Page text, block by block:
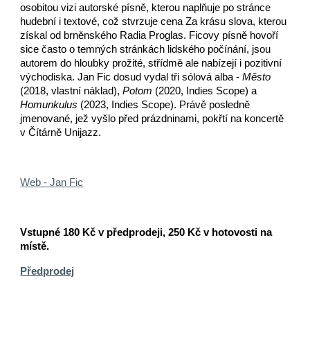
osobitou vizi autorské písně, kterou naplňuje po stránce
hudební i textové, což stvrzuje cena Za krásu slova, kterou
získal od brněnského Radia Proglas. Ficovy písně hovoří
sice často o temných stránkách lidského počínání, jsou
autorem do hloubky prožité, střídmě ale nabízejí i pozitivní
východiska. Jan Fic dosud vydal tři sólová alba -Město
(2018, vlastní náklad),Potom (2020, Indies Scope) a
Homunkulus (2023, Indies Scope). Právě posledně
jmenované, jež vyšlo před prázdninami, pokřtí na koncertě
v Čítárně Unijazz.
Web - Jan Fic
Vstupné 180 Kč v předprodeji, 250 Kč v hotovosti na
místě.
Předprodej